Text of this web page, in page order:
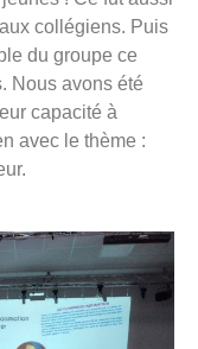
collégiens. Puis
du groupe ce
Nous avons été
capacité à
avec le thème :